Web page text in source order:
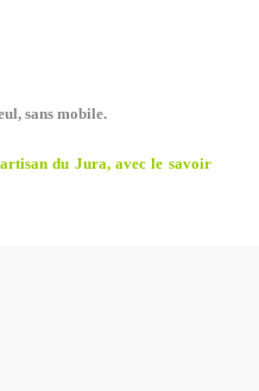
sans mobile.
du Jura, avec le savoir